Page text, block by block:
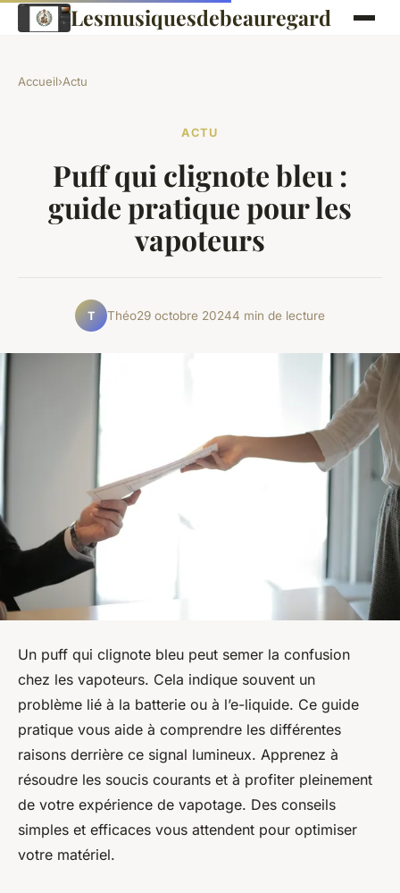
Lesmusiquesdebeauregard
Accueil›Actu
ACTU
Puff qui clignote bleu :
guide pratique pour les
vapoteurs
T Théo29 octobre 20244 min de lecture
Un puff qui clignote bleu peut semer la confusion
chez les vapoteurs. Cela indique souvent un
problème lié à la batterie ou à l’e-liquide. Ce guide
pratique vous aide à comprendre les différentes
raisons derrière ce signal lumineux. Apprenez à
résoudre les soucis courants et à profiter pleinement
de votre expérience de vapotage. Des conseils
simples et efficaces vous attendent pour optimiser
votre matériel.